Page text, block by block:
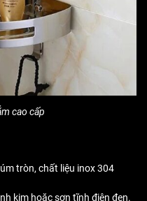
cao cấp
tròn, chất liệu inox 304
kim hoặc sơn tĩnh điện đen.